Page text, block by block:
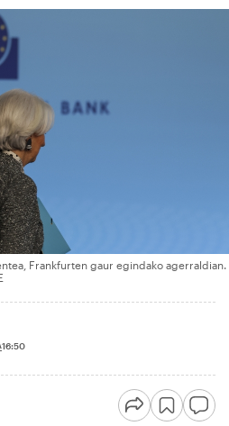
Frankfurten gaur egindako agerraldian.
16:50